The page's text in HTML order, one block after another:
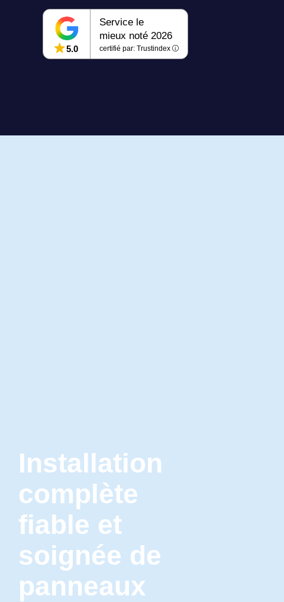
5.0
Service le
mieux noté 2026
certifié par: Trustindex
Installation
complète
fiable et
soignée de
panneaux